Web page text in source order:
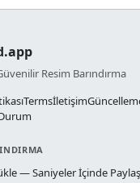
Resim Barındırma
Termsİletişim
— Saniyeler İçinde